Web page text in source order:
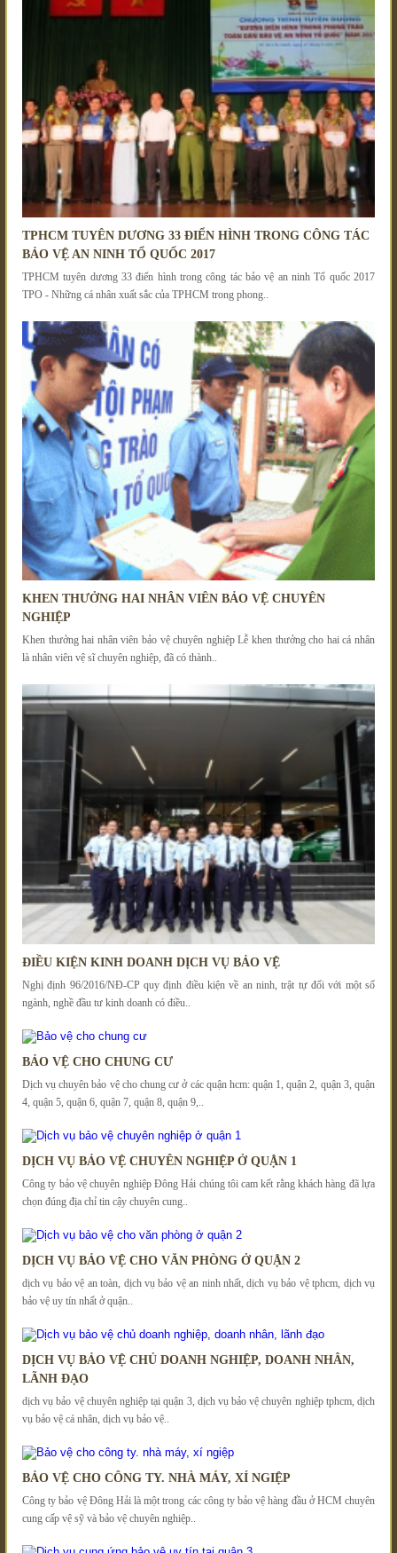
TPHCM TUYÊN DƯƠNG 33 ĐIỂN HÌNH TRONG CÔNG TÁC
BẢO VỆ AN NINH TỔ QUỐC 2017
TPHCM tuyên dương 33 điển hình trong công tác bảo vệ an ninh Tổ quốc 2017
TPO - Những cá nhân xuất sắc của TPHCM trong phong..
KHEN THƯỞNG HAI NHÂN VIÊN BẢO VỆ CHUYÊN
NGHIỆP
Khen thưởng hai nhân viên bảo vệ chuyên nghiệp Lễ khen thưởng cho hai cá nhân
là nhân viên vệ sĩ chuyên nghiệp, đã có thành..
ĐIỀU KIỆN KINH DOANH DỊCH VỤ BẢO VỆ
Nghị định 96/2016/NĐ-CP quy định điều kiện về an ninh, trật tự đối với một số
ngành, nghề đầu tư kinh doanh có điều..
BẢO VỆ CHO CHUNG CƯ
Dịch vụ chuyên bảo vệ cho chung cư ở các quận hcm: quận 1, quận 2, quận 3, quận
4, quận 5, quận 6, quận 7, quận 8, quận 9,..
DỊCH VỤ BẢO VỆ CHUYÊN NGHIỆP Ở QUẬN 1
Công ty bảo vệ chuyên nghiệp Đông Hải chúng tôi cam kết rằng khách hàng đã lựa
chọn đúng địa chỉ tin cậy chuyên cung..
DỊCH VỤ BẢO VỆ CHO VĂN PHÒNG Ở QUẬN 2
dịch vụ bảo vệ an toàn, dịch vụ bảo vệ an ninh nhất, dịch vụ bảo vệ tphcm, dịch vụ
bảo vệ uy tín nhất ở quận..
DỊCH VỤ BẢO VỆ CHỦ DOANH NGHIỆP, DOANH NHÂN,
LÃNH ĐẠO
dịch vụ bảo vệ chuyên nghiệp tại quận 3, dịch vụ bảo vệ chuyên nghiệp tphcm, dịch
vụ bảo vệ cá nhân, dịch vụ bảo vệ..
BẢO VỆ CHO CÔNG TY. NHÀ MÁY, XÍ NGIỆP
Công ty bảo vệ Đông Hải là một trong các công ty bảo vệ hàng đầu ở HCM chuyên
cung cấp vệ sỹ và bảo vệ chuyên nghiệp..